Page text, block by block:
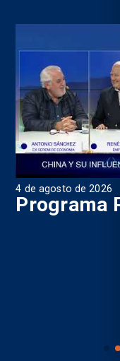
4 de agosto de 2026
Programa